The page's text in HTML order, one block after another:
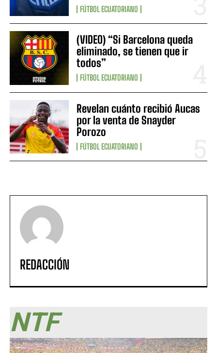
FÚTBOL ECUATORIANO
(VIDEO) “Si Barcelona queda
eliminado, se tienen que ir
todos”
FÚTBOL ECUATORIANO
Revelan cuánto recibió Aucas
por la venta de Snayder
Porozo
FÚTBOL ECUATORIANO
REDACCIÓN
NTF